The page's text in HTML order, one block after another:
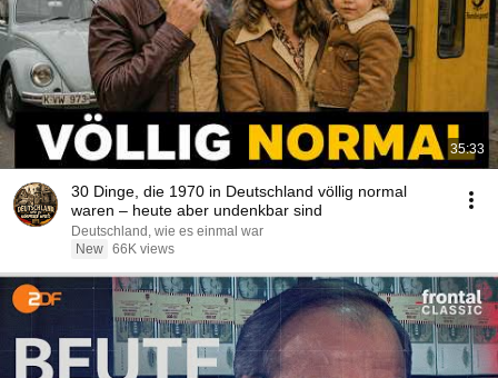
35:33
30 Dinge, die 1970 in Deutschland völlig normal
waren – heute aber undenkbar sind
Deutschland, wie es einmal war
New 66K views